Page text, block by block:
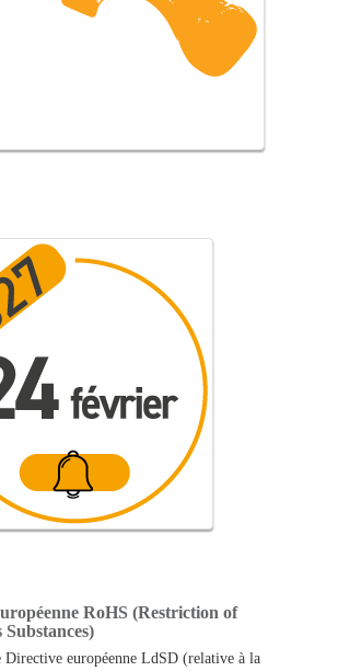
RoHS (Restriction of
Directive européenne LdSD (relative à la